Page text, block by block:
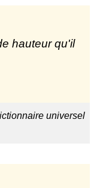
hauteur qu'il
universel